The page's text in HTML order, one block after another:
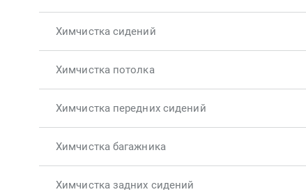
Химчистка сидений
Химчистка потолка
Химчистка передних сидений
Химчистка багажника
Химчистка задних сидений